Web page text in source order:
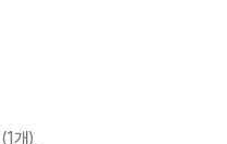
개),